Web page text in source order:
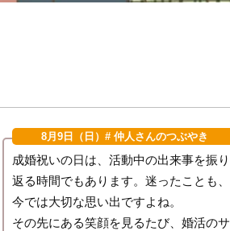
8月9日（日） # 仲人さんのつぶやき
成婚祝いの日は、活動中の出来事を振り
返る時間でもあります。迷ったことも、
今では大切な思い出ですよね。
その先にある笑顔を見るたび、婚活のサ